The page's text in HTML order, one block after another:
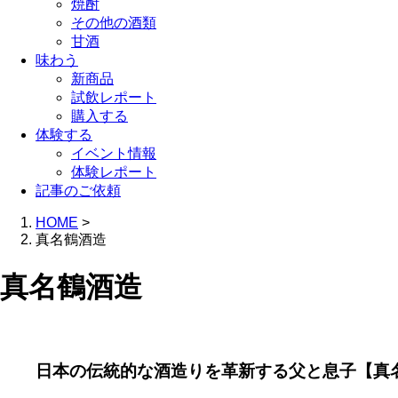
焼酎
その他の酒類
甘酒
味わう
新商品
試飲レポート
購入する
体験する
イベント情報
体験レポート
記事のご依頼
HOME >
真名鶴酒造
真名鶴酒造
日本の伝統的な酒造りを革新する父と息子【真